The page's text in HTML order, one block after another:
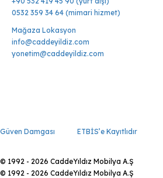
0532 359 34 64 (mimari hizmet)
Mağaza Lokasyon
info@caddeyildiz.com
yonetim@caddeyildiz.com
Güven Damgası ETBİS’e Kayıtlıdır
© 1992 - 2026 CaddeYıldız Mobilya A.Ş
© 1992 - 2026 CaddeYıldız Mobilya A.Ş